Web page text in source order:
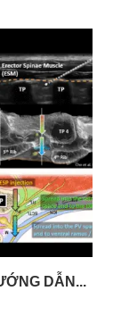
DẪN...